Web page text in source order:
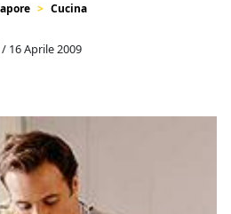
Cucina
/ 16 Aprile 2009